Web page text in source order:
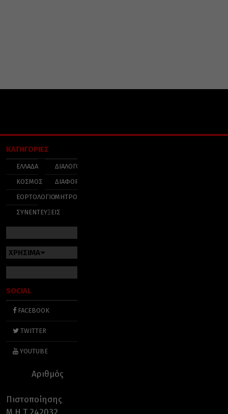
ΚΑΤΗΓΟΡΙΕΣ
ΕΛΛΑΔΑ
ΚΟΣΜΟΣ
ΕΟΡΤΟΛΟΓΙΟ
ΣΥΝΕΝΤΕΥΞΕΙΣ
ΔΙΑΛΟΓΟΣ
ΔΙΑΦΟΡΑ
ΜΗΤΡΟΠΟΛΕΙΣ
ΧΡΗΣΙΜΑ
SOCIAL
FACEBOOK
TWITTER
YOUTUBE
Αριθμός
Πιστοποίησης